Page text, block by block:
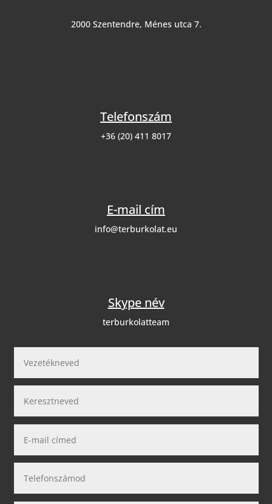
2000 Szentendre, Ménes utca 7.
Telefonszám
+36 (20) 411 8017
E-mail cím
info@terburkolat.eu
Skype név
terburkolatteam